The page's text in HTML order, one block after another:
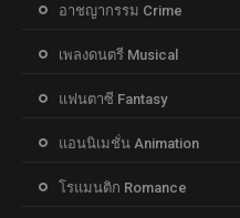
อาชญากรรม Crime
เพลงดนตรี Musical
แฟนตาซี Fantasy
แอนนิเมชั่น Animation
โรแมนติก Romance